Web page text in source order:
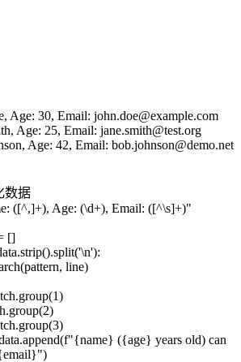
Age: 30, Email: john.doe@example.com
Age: 25, Email: jane.smith@test.org
Age: 42, Email: bob.johnson@demo.net
数据
([^,]+), Age: (\d+), Email: ([^\s]+)"
[]
line)
({age} years old) can